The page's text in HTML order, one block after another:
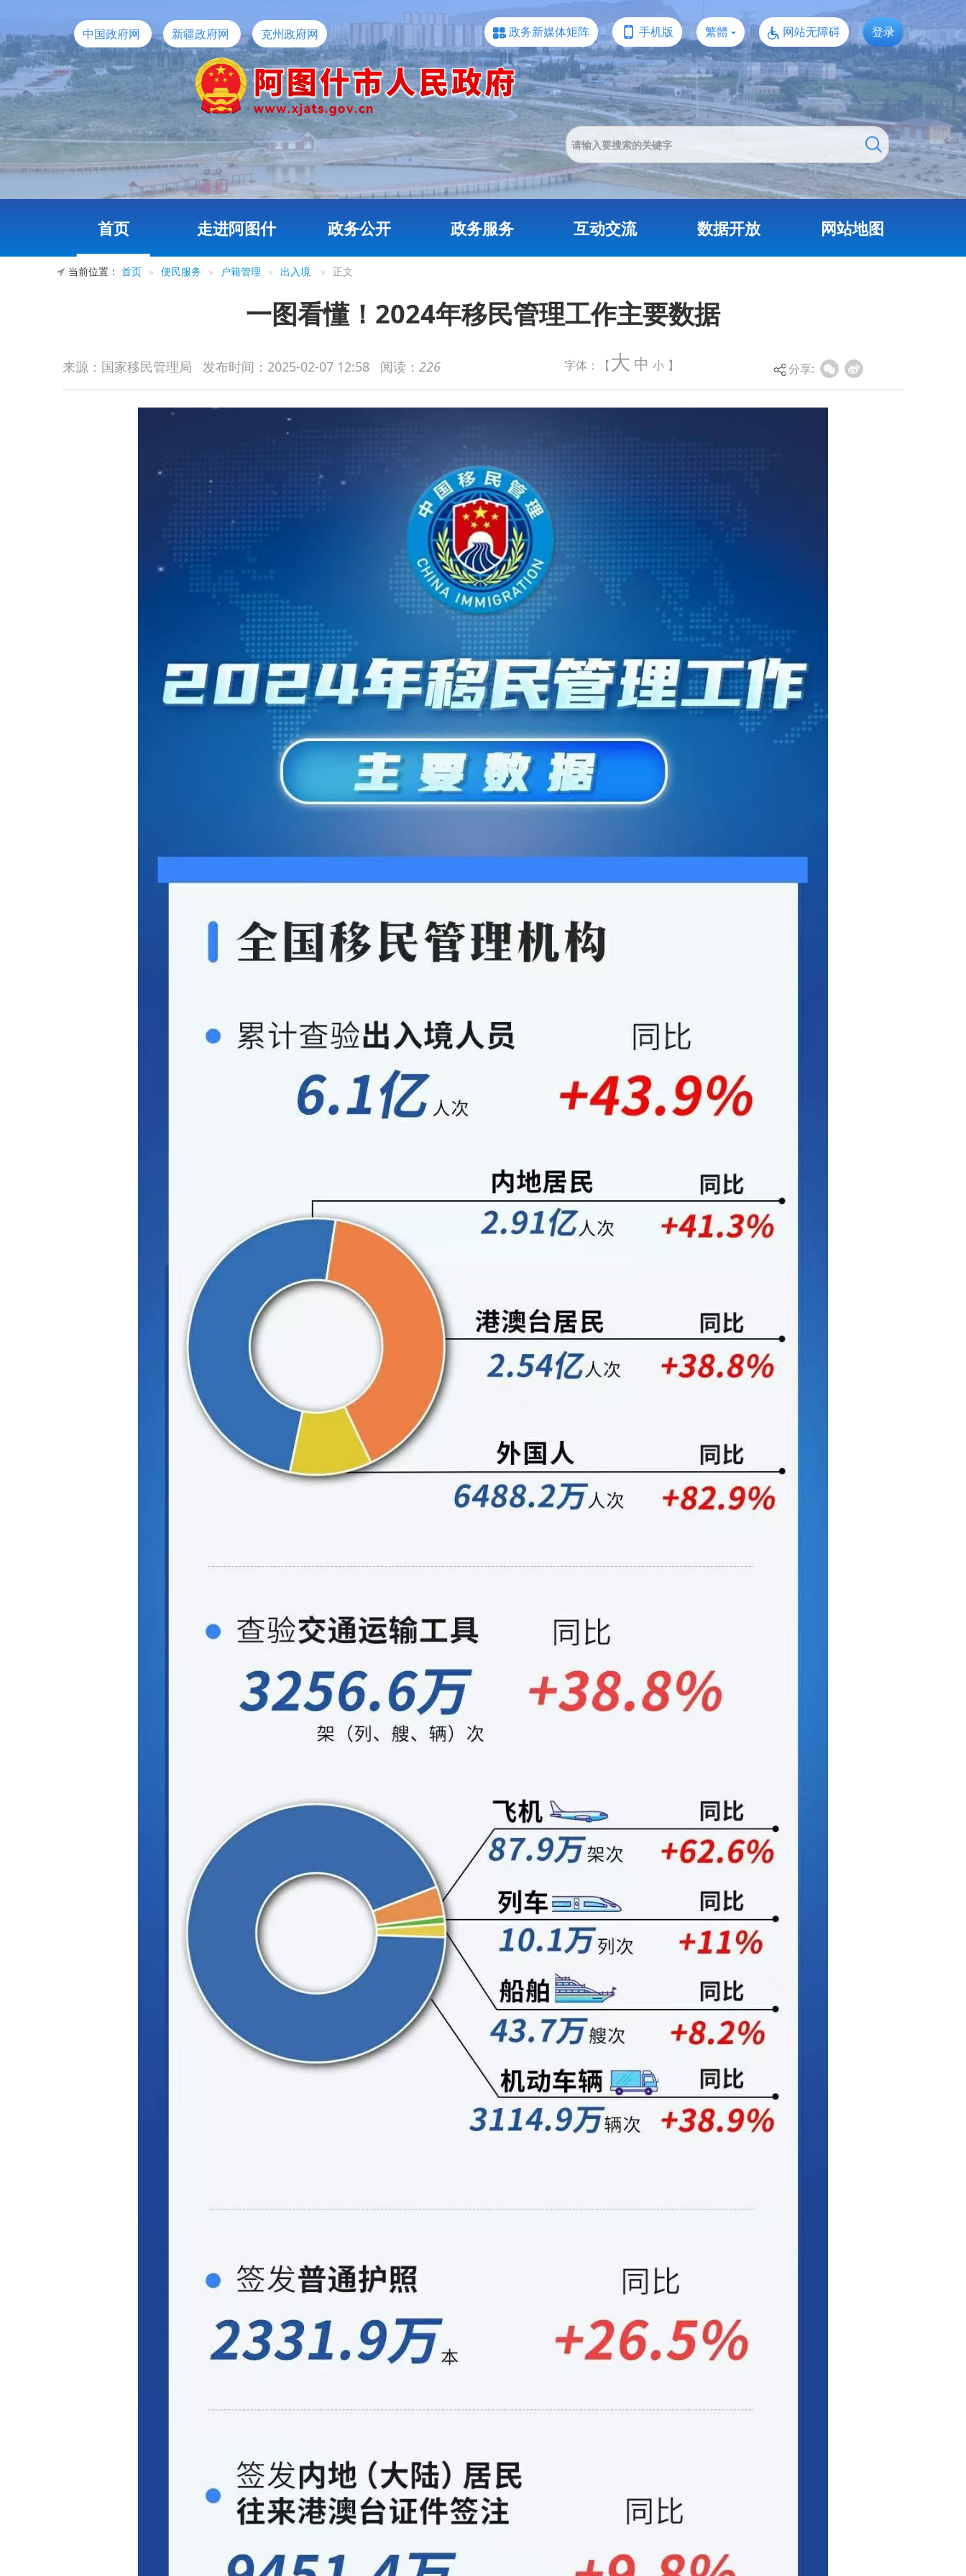
中国政府网 新疆政府网 克州政府网 政务新媒体矩阵 手机版 繁體 网站无障碍 登录
首页 走进阿图什 政务公开 政务服务 互动交流 数据开放 网站地图
当前位置： 首页 » 便民服务 » 户籍管理 » 出入境 » 正文
一图看懂！2024年移民管理工作主要数据
来源：国家移民管理局 发布时间： 2025-02-07 12:58 阅读： 226 字体：【大 中 小 】 分享: